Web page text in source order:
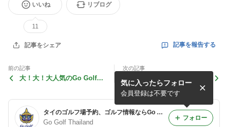
いいね
11
リブログ
記事をシェア 記事を報告する
前の記事
大！大！大人気のGo Golfヘ
次の記事
サイアムCC・ローリングヒ
ルズ、再オープン
タイのゴルフ場予約、ゴルフ情報ならGo Golf！
Go Golf Thailand
気に入ったらフォロー
会員登録は不要です
フォロー